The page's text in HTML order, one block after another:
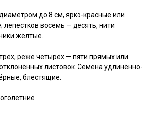
до 8 см, ярко-красные или
лепестков восемь — десять, нити
жёлтые.
реже четырёх — пяти прямых или
листовок. Семена удлинённо-
блестящие.